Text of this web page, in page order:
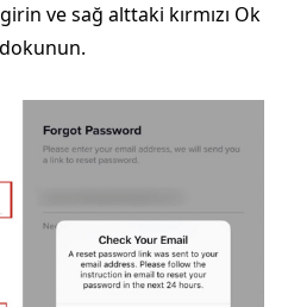
ve sağ alttaki kırmızı Ok